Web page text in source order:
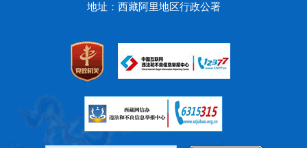
地址：西藏阿里地区行政公署